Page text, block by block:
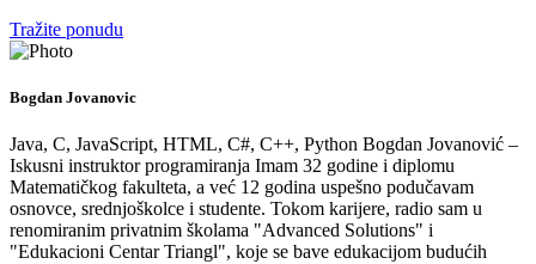
Tražite ponudu
Bogdan Jovanovic
Java, C, JavaScript, HTML, C#, C++, Python Bogdan Jovanović –
Iskusni instruktor programiranja Imam 32 godine i diplomu
Matematičkog fakulteta, a već 12 godina uspešno podučavam
osnovce, srednjoškolce i studente. Tokom karijere, radio sam u
renomiranim privatnim školama "Advanced Solutions" i
"Edukacioni Centar Triangl", koje se bave edukacijom budućih